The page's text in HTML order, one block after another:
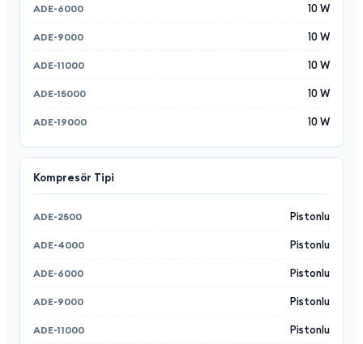
10 W
10 W
10 W
10 W
10 W
Kompresör Tipi
Pistonlu
Pistonlu
Pistonlu
Pistonlu
Pistonlu